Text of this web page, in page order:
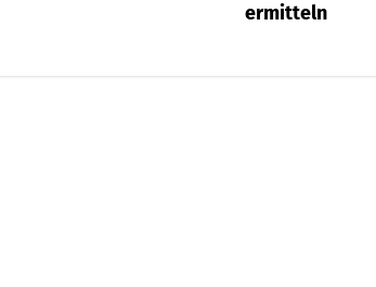
ermitteln